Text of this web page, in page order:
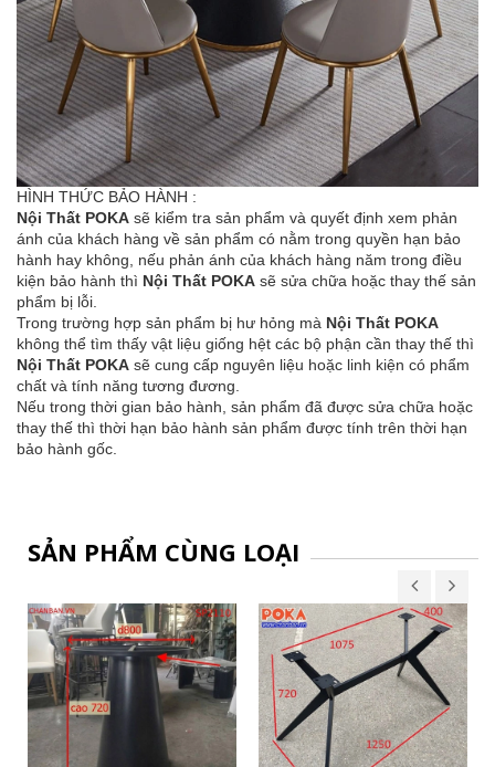
HÌNH THỨC BẢO HÀNH :
Nội Thất POKA sẽ kiểm tra sản phẩm và quyết định xem phản
ánh của khách hàng về sản phẩm có nằm trong quyền hạn bảo
hành hay không, nếu phản ánh của khách hàng năm trong điều
kiện bảo hành thì Nội Thất POKA sẽ sửa chữa hoặc thay thế sản
phẩm bị lỗi.
Trong trường hợp sản phẩm bị hư hỏng mà Nội Thất POKA
không thể tìm thấy vật liệu giống hệt các bộ phận cần thay thế thì
Nội Thất POKA sẽ cung cấp nguyên liệu hoặc linh kiện có phẩm
chất và tính năng tương đương.
Nếu trong thời gian bảo hành, sản phẩm đã được sửa chữa hoặc
thay thế thì thời hạn bảo hành sản phẩm được tính trên thời hạn
bảo hành gốc.
SẢN PHẨM CÙNG LOẠI